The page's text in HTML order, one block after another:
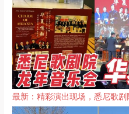
最新：精彩演出现场，悉尼歌